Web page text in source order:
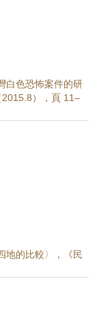
白色恐怖案件的研
），頁 11–
地的比較〉，《民